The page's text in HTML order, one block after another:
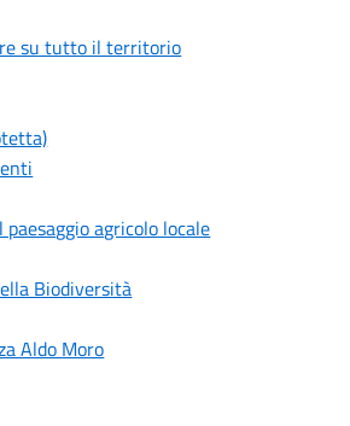
su tutto il territorio
agricolo locale
Biodiversità
Aldo Moro